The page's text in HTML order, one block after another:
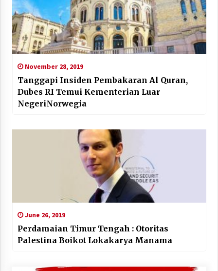
November 28, 2019
Tanggapi Insiden Pembakaran Al Quran,
Dubes RI Temui Kementerian Luar
NegeriNorwegia
June 26, 2019
Perdamaian Timur Tengah : Otoritas
Palestina Boikot Lokakarya Manama